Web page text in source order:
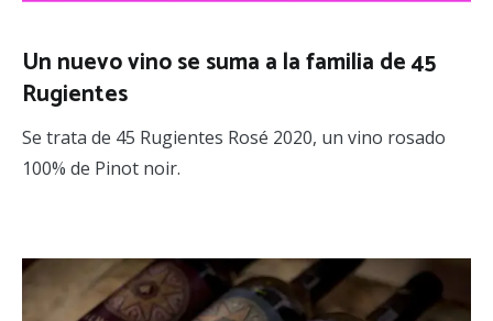
Un nuevo vino se suma a la familia de 45
Rugientes
Se trata de 45 Rugientes Rosé 2020, un vino rosado
100% de Pinot noir.